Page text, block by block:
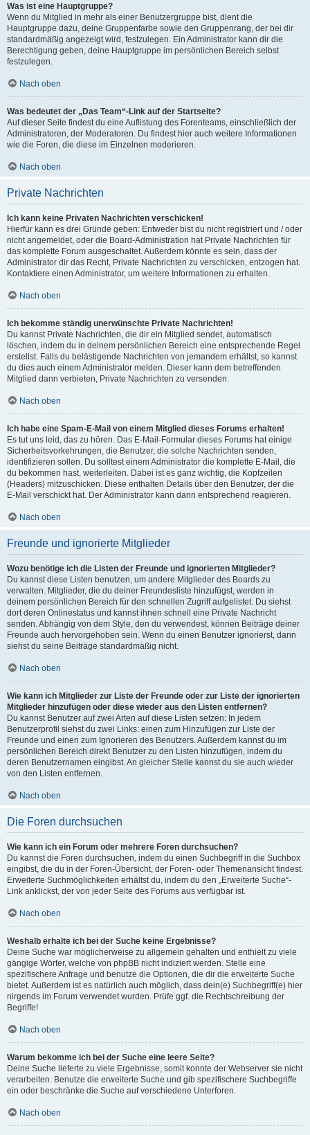
Was ist eine Hauptgruppe?
Wenn du Mitglied in mehr als einer Benutzergruppe bist, dient die
Hauptgruppe dazu, deine Gruppenfarbe sowie den Gruppenrang, der bei dir
standardmäßig angezeigt wird, festzulegen. Ein Administrator kann dir die
Berechtigung geben, deine Hauptgruppe im persönlichen Bereich selbst
festzulegen.
Nach oben
Was bedeutet der „Das Team“-Link auf der Startseite?
Auf dieser Seite findest du eine Auflistung des Forenteams, einschließlich der
Administratoren, der Moderatoren. Du findest hier auch weitere Informationen
wie die Foren, die diese im Einzelnen moderieren.
Nach oben
Private Nachrichten
Ich kann keine Privaten Nachrichten verschicken!
Hierfür kann es drei Gründe geben: Entweder bist du nicht registriert und / oder
nicht angemeldet, oder die Board-Administration hat Private Nachrichten für
das komplette Forum ausgeschaltet. Außerdem könnte es sein, dass der
Administrator dir das Recht, Private Nachrichten zu verschicken, entzogen hat.
Kontaktiere einen Administrator, um weitere Informationen zu erhalten.
Nach oben
Ich bekomme ständig unerwünschte Private Nachrichten!
Du kannst Private Nachrichten, die dir ein Mitglied sendet, automatisch
löschen, indem du in deinem persönlichen Bereich eine entsprechende Regel
erstellst. Falls du belästigende Nachrichten von jemandem erhältst, so kannst
du dies auch einem Administrator melden. Dieser kann dem betreffenden
Mitglied dann verbieten, Private Nachrichten zu versenden.
Nach oben
Ich habe eine Spam-E-Mail von einem Mitglied dieses Forums erhalten!
Es tut uns leid, das zu hören. Das E-Mail-Formular dieses Forums hat einige
Sicherheitsvorkehrungen, die Benutzer, die solche Nachrichten senden,
identifizieren sollen. Du solltest einem Administrator die komplette E-Mail, die
du bekommen hast, weiterleiten. Dabei ist es ganz wichtig, die Kopfzeilen
(Headers) mitzuschicken. Diese enthalten Details über den Benutzer, der die
E-Mail verschickt hat. Der Administrator kann dann entsprechend reagieren.
Nach oben
Freunde und ignorierte Mitglieder
Wozu benötige ich die Listen der Freunde und ignorierten Mitglieder?
Du kannst diese Listen benutzen, um andere Mitglieder des Boards zu
verwalten. Mitglieder, die du deiner Freundesliste hinzufügst, werden in
deinem persönlichen Bereich für den schnellen Zugriff aufgelistet. Du siehst
dort deren Onlinestatus und kannst ihnen schnell eine Private Nachricht
senden. Abhängig von dem Style, den du verwendest, können Beiträge deiner
Freunde auch hervorgehoben sein. Wenn du einen Benutzer ignorierst, dann
siehst du seine Beiträge standardmäßig nicht.
Nach oben
Wie kann ich Mitglieder zur Liste der Freunde oder zur Liste der ignorierten
Mitglieder hinzufügen oder diese wieder aus den Listen entfernen?
Du kannst Benutzer auf zwei Arten auf diese Listen setzen: In jedem
Benutzerprofil siehst du zwei Links: einen zum Hinzufügen zur Liste der
Freunde und einen zum Ignorieren des Benutzers. Außerdem kannst du im
persönlichen Bereich direkt Benutzer zu den Listen hinzufügen, indem du
deren Benutzernamen eingibst. An gleicher Stelle kannst du sie auch wieder
von den Listen entfernen.
Nach oben
Die Foren durchsuchen
Wie kann ich ein Forum oder mehrere Foren durchsuchen?
Du kannst die Foren durchsuchen, indem du einen Suchbegriff in die Suchbox
eingibst, die du in der Foren-Übersicht, der Foren- oder Themenansicht findest.
Erweiterte Suchmöglichkeiten erhältst du, indem du den „Erweiterte Suche“-
Link anklickst, der von jeder Seite des Forums aus verfügbar ist.
Nach oben
Weshalb erhalte ich bei der Suche keine Ergebnisse?
Deine Suche war möglicherweise zu allgemein gehalten und enthielt zu viele
gängige Wörter, welche von phpBB nicht indiziert werden. Stelle eine
spezifischere Anfrage und benutze die Optionen, die dir die erweiterte Suche
bietet. Außerdem ist es natürlich auch möglich, dass dein(e) Suchbegriff(e) hier
nirgends im Forum verwendet wurden. Prüfe ggf. die Rechtschreibung der
Begriffe!
Nach oben
Warum bekomme ich bei der Suche eine leere Seite?
Deine Suche lieferte zu viele Ergebnisse, somit konnte der Webserver sie nicht
verarbeiten. Benutze die erweiterte Suche und gib spezifischere Suchbegriffe
ein oder beschränke die Suche auf verschiedene Unterforen.
Nach oben